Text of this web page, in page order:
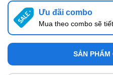
Ưu đãi combo
Mua theo combo sẽ
SẢN PHẨM